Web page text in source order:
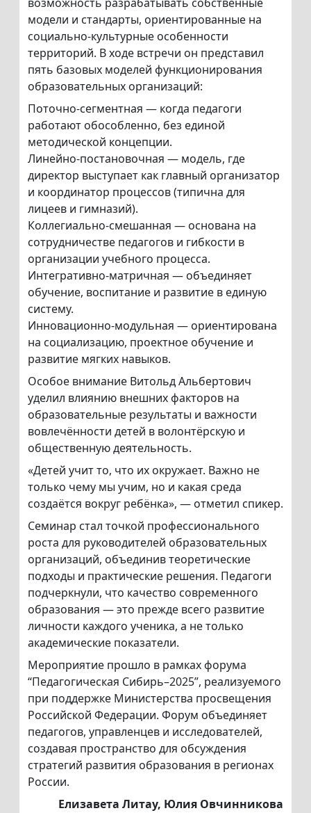
модели и стандарты, ориентированные на
социально-культурные особенности
территорий. В ходе встречи он представил
пять базовых моделей функционирования
образовательных организаций:
Поточно-сегментная — когда педагоги
работают обособленно, без единой
методической концепции.
Линейно-постановочная — модель, где
директор выступает как главный организатор
и координатор процессов (типична для
лицеев и гимназий).
Коллегиально-смешанная — основана на
сотрудничестве педагогов и гибкости в
организации учебного процесса.
Интегративно-матричная — объединяет
обучение, воспитание и развитие в единую
систему.
Инновационно-модульная — ориентирована
на социализацию, проектное обучение и
развитие мягких навыков.
Особое внимание Витольд Альбертович
уделил влиянию внешних факторов на
образовательные результаты и важности
вовлечённости детей в волонтёрскую и
общественную деятельность.
«Детей учит то, что их окружает. Важно не
только чему мы учим, но и какая среда
создаётся вокруг ребёнка», — отметил спикер.
Семинар стал точкой профессионального
роста для руководителей образовательных
организаций, объединив теоретические
подходы и практические решения. Педагоги
подчеркнули, что качество современного
образования — это прежде всего развитие
личности каждого ученика, а не только
академические показатели.
Мероприятие прошло в рамках форума
“Педагогическая Сибирь–2025”, реализуемого
при поддержке Министерства просвещения
Российской Федерации. Форум объединяет
педагогов, управленцев и исследователей,
создавая пространство для обсуждения
стратегий развития образования в регионах
России.
Елизавета Литау, Юлия Овчинникова